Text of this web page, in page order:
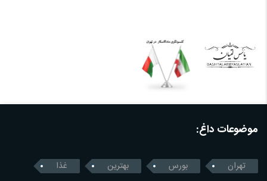
موضوعات داغ:
تهران بورس بهترین غذا